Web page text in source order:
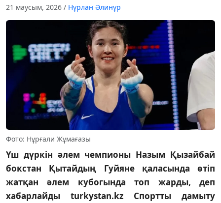
21 маусым, 2026 / Нұрлан Әлинұр
Фото: Нұрғали Жұмағазы
Үш дүркін әлем чемпионы Назым Қызайбай
бокстан Қытайдың Гуйяне қаласында өтіп
жатқан әлем кубогында топ жарды, деп
хабарлайды turkystan.kz Спортты дамыту